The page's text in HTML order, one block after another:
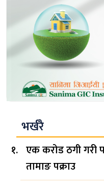
भर्खरै
एक करोड ठगी गरी
तामाङ पक्राउ